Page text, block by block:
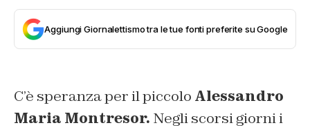
Aggiungi Giornalettismo tra le tue fonti preferite su Google
C’è speranza per il piccolo Alessandro
Maria Montresor. Negli scorsi giorni i